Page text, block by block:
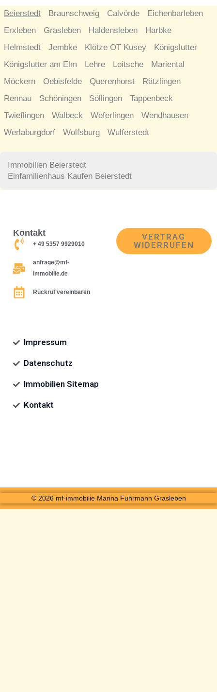
Beierstedt Braunschweig Calvörde
Eichenbarleben
Erxleben
Grasleben Haldensleben
Harbke
Helmstedt
Jembke Klötze OT Kusey
Königslutter
Königslutter am Elm
Lehre Loitsche
Mariental
Möckern
Oebisfelde Querenhorst
Rätzlingen
Rennau
Schöningen Söllingen
Tappenbeck
Twieflingen
Walbeck Weferlingen
Wendhausen
Werlaburgdorf
Wolfsburg Wulferstedt
Immobilien Beierstedt
Einfamilienhaus Kaufen Beierstedt
Kontakt
+ 49 5357 9929010
anfrage@mf-
immobilie.de
Rückruf vereinbaren
VERTRAG
WIDERRUFEN
Impressum
Datenschutz
Immobilien Sitemap
Kontakt
© 2026 mf-immobilie Marina Fuhrmann Grasleben